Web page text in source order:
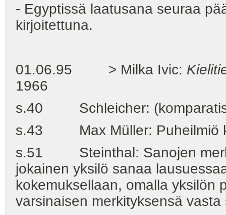
- Egyptissä laatusana seuraa
kirjoitettuna.
01.06.95 > Milka Ivic:
1966
s.40 Schleicher:
s.43 Max Müller: Puheilmiö
s.51 Steinthal: Sanojen
jokainen yksilö sanaa
kokemuksellaan, omalla yksilön
varsinaisen merkityksensä